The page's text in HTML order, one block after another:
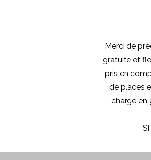
Merci de
gratuite et
pris en
de places
charge en